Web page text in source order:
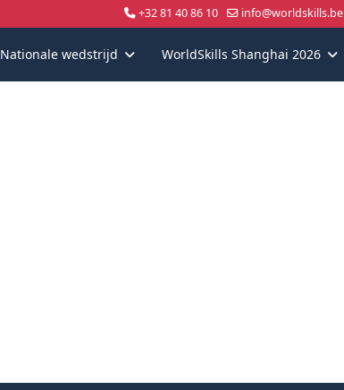
+32 81 40 86 10 info@worldskills.be
Nationale wedstrijd WorldSkills Shanghai 2026